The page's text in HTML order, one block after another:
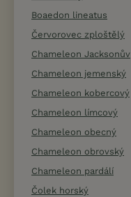
Boaedon lineatus
Červorovec zploštělý
Chameleon Jacksonův
Chameleon jemenský
Chameleon kobercový
Chameleon límcový
Chameleon obecný
Chameleon obrovský
Chameleon pardálí
Čolek horský